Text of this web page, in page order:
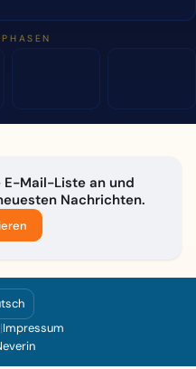
E-Mail-Liste an und
Nachrichten.
|Impressum